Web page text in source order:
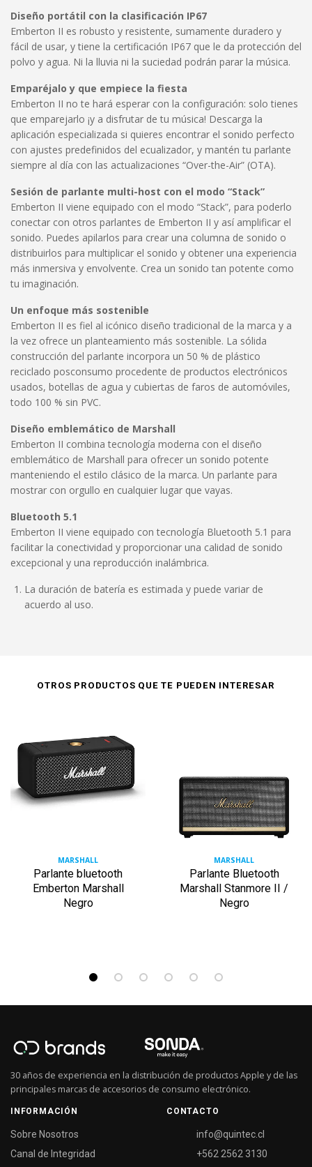
Diseño portátil con la clasificación IP67
Emberton II es robusto y resistente, sumamente duradero y
fácil de usar, y tiene la certificación IP67 que le da protección del
polvo y agua. Ni la lluvia ni la suciedad podrán parar la música.
Emparéjalo y que empiece la fiesta
Emberton II no te hará esperar con la configuración: solo tienes
que emparejarlo ¡y a disfrutar de tu música! Descarga la
aplicación especializada si quieres encontrar el sonido perfecto
con ajustes predefinidos del ecualizador, y mantén tu parlante
siempre al día con las actualizaciones “Over-the-Air” (OTA).
Sesión de parlante multi-host con el modo “Stack”
Emberton II viene equipado con el modo “Stack”, para poderlo
conectar con otros parlantes de Emberton II y así amplificar el
sonido. Puedes apilarlos para crear una columna de sonido o
distribuirlos para multiplicar el sonido y obtener una experiencia
más inmersiva y envolvente. Crea un sonido tan potente como
tu imaginación.
Un enfoque más sostenible
Emberton II es fiel al icónico diseño tradicional de la marca y a
la vez ofrece un planteamiento más sostenible. La sólida
construcción del parlante incorpora un 50 % de plástico
reciclado posconsumo procedente de productos electrónicos
usados, botellas de agua y cubiertas de faros de automóviles,
todo 100 % sin PVC.
Diseño emblemático de Marshall
Emberton II combina tecnología moderna con el diseño
emblemático de Marshall para ofrecer un sonido potente
manteniendo el estilo clásico de la marca. Un parlante para
mostrar con orgullo en cualquier lugar que vayas.
Bluetooth 5.1
Emberton II viene equipado con tecnología Bluetooth 5.1 para
facilitar la conectividad y proporcionar una calidad de sonido
excepcional y una reproducción inalámbrica.
La duración de batería es estimada y puede variar de
acuerdo al uso.
OTROS PRODUCTOS QUE TE PUEDEN INTERESAR
MARSHALL
Parlante bluetooth
Emberton Marshall
Negro
MARSHALL
Parlante Bluetooth
Marshall Stanmore II /
Negro
30 años de experiencia en la distribución de productos Apple y de las
principales marcas de accesorios de consumo electrónico.
INFORMACIÓN
Sobre Nosotros
Canal de Integridad
CONTACTO
info@quintec.cl
+562 2562 3130